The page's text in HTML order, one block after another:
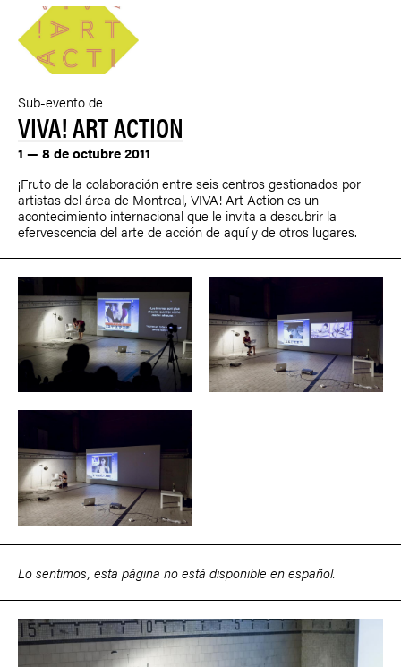
Sub-evento de
VIVA! ART ACTION
1 — 8 de octubre 2011
¡Fruto de la colaboración entre seis centros gestionados por
artistas del área de Montreal, VIVA! Art Action es un
acontecimiento internacional que le invita a descubrir la
efervescencia del arte de acción de aquí y de otros lugares.
Lo sentimos, esta página no está disponible en español.